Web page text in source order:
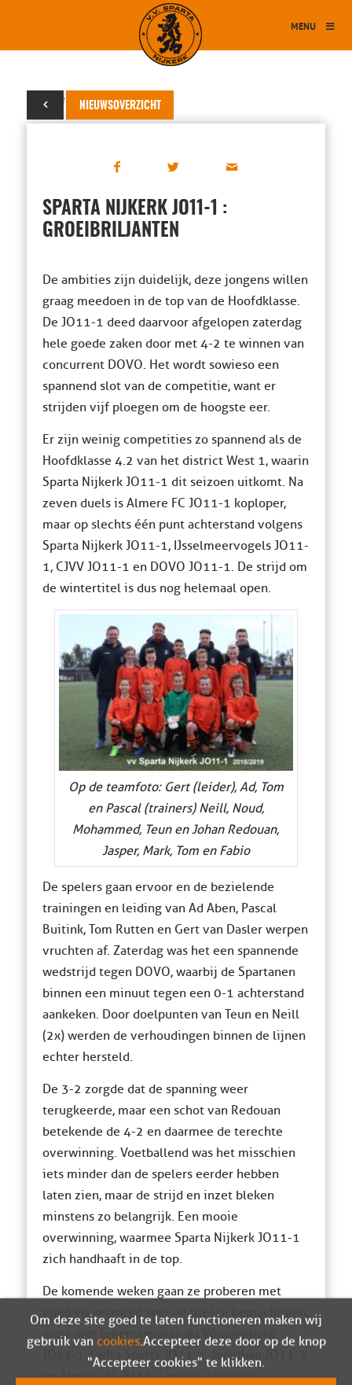
MENU
NIEUWSOVERZICHT
13 november 2018
SPARTA NIJKERK JO11-1 :
GROEIBRILJANTEN
De ambities zijn duidelijk, deze jongens willen
graag meedoen in de top van de Hoofdklasse.
De JO11-1 deed daarvoor afgelopen zaterdag
hele goede zaken door met 4-2 te winnen van
concurrent DOVO. Het wordt sowieso een
spannend slot van de competitie, want er
strijden vijf ploegen om de hoogste eer.
Er zijn weinig competities zo spannend als de
Hoofdklasse 4.2 van het district West 1, waarin
Sparta Nijkerk JO11-1 dit seizoen uitkomt. Na
zeven duels is Almere FC JO11-1 koploper,
maar op slechts één punt achterstand volgens
Sparta Nijkerk JO11-1, IJsselmeervogels JO11-
1, CJVV JO11-1 en DOVO JO11-1. De strijd om
de wintertitel is dus nog helemaal open.
Op de teamfoto: Gert (leider), Ad, Tom
en Pascal (trainers) Neill, Noud,
Mohammed, Teun en Johan Redouan,
Jasper, Mark, Tom en Fabio
De spelers gaan ervoor en de bezielende
trainingen en leiding van Ad Aben, Pascal
Buitink, Tom Rutten en Gert van Dasler werpen
vruchten af. Zaterdag was het een spannende
wedstrijd tegen DOVO, waarbij de Spartanen
binnen een minuut tegen een 0-1 achterstand
aankeken. Door doelpunten van Teun en Neill
(2x) werden de verhoudingen binnen de lijnen
echter hersteld.
De 3-2 zorgde dat de spanning weer
terugkeerde, maar een schot van Redouan
betekende de 4-2 en daarmee de terechte
overwinning. Voetballend was het misschien
iets minder dan de spelers eerder hebben
laten zien, maar de strijd en inzet bleken
minstens zo belangrijk. Een mooie
overwinning, waarmee Sparta Nijkerk JO11-1
zich handhaaft in de top.
De komende weken gaan ze proberen met
goed en verzorgd spel de titel te bemachtigen,
maar met tegenstanders als Woudenberg
JO11-1, Delta Sports JO11-1, Jonathan JO11-2
en Almere FC JO11-1 wordt dat geen
Om deze site goed te laten functioneren maken wij
gebruik van cookies. Accepteer deze door op de knop
"Accepteer cookies" te klikken.